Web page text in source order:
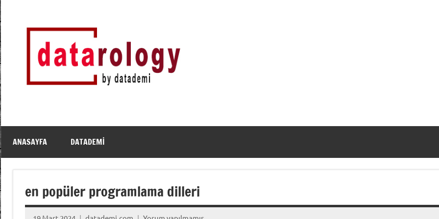
İçeriğe
geç
DATArology
by
datademi
DATA-
ANASAYFA DATADEMI
en popüler programlama dilleri